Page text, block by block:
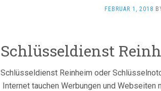
FEBRUAR 1, 2018
Schlüsseldienst
Schlüsseldienst Reinheim oder
Internet tauchen Werbungen und Webseiten